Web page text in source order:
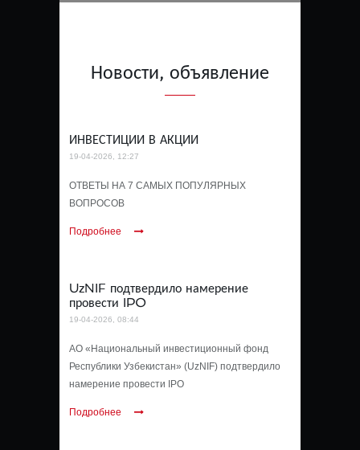
Новости, объявление
ИНВЕСТИЦИИ В АКЦИИ
19-04-2026, 12:27
ОТВЕТЫ НА 7 САМЫХ ПОПУЛЯРНЫХ
ВОПРОСОВ
Подробнее
UzNIF подтвердило намерение
провести IPO
19-04-2026, 08:44
АО «Национальный инвестиционный фонд
Республики Узбекистан» (UzNIF) подтвердило
намерение провести IPO
Подробнее